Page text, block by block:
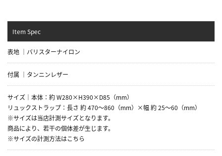
Item Spec
表地 ｜バリスターナイロン
付属 ｜タンニンレザー
サイズ｜本体：約 W280×H390×D85（mm）
リュックストラップ：長さ 約 470～860（mm）×幅 約 25～60（mm）
※サイズは当店計測サイズとなります。
商品により、若干の個体差が生じます。
※サイズの計測方法はこちら